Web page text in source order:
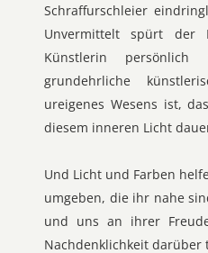
Schraffurschleier
Unvermittelt spürt der
Künstlerin
grundehrliche
ureigenes Wesens ist,
diesem inneren Licht
Und Licht und Farben
umgeben, die ihr nahe
und uns an ihrer
Nachdenklichkeit darüber